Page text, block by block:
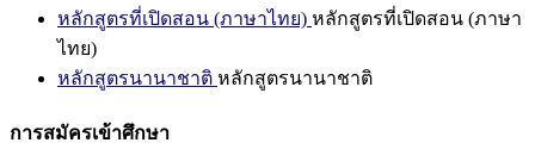
หลักสูตรที่เปิดสอน (ภาษาไทย) หลักสูตรที่เปิดสอน (ภาษา
ไทย)
หลักสูตรนานาชาติ หลักสูตรนานาชาติ
การสมัครเข้าศึกษา